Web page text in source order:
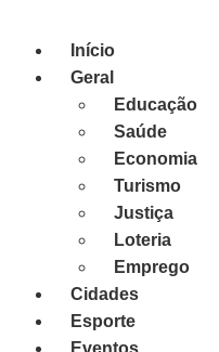
Início
Geral
Educação
Saúde
Economia
Turismo
Justiça
Loteria
Emprego
Cidades
Esporte
Eventos